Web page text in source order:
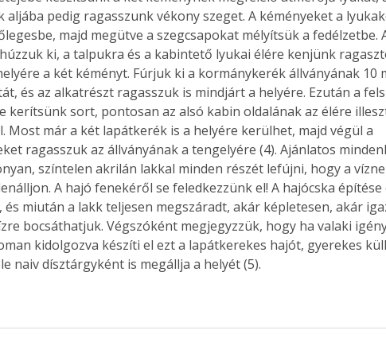
aljába pedig ragasszunk vékony szeget. A kéményeket a
majd megütve a szegcsapokat mélyítsük a fedélzetbe.
ki, a talpukra és a kabintető lyukai élére kenjünk
a két kéményt. Fúrjuk ki a kormánykerék állványának 10
és az alkatrészt ragasszuk is mindjárt a helyére. Ezután a
kerítsünk sort, pontosan az alsó kabin oldalának az élére
Most már a két lapátkerék is a helyére kerülhet, majd végül a
ragasszuk az állványának a tengelyére (4). Ajánlatos
színtelen akrilán lakkal minden részét lefújni, hogy a
A hajó fenekéről se feledkezzünk el! A hajócska építése
miután a lakk teljesen megszáradt, akár képletesen, akár
bocsáthatjuk. Végszóként megjegyzzük, hogy ha valaki
kidolgozva készíti el ezt a lapátkerekes hajót, gyerekes
naiv dísztárgyként is megállja a helyét (5).